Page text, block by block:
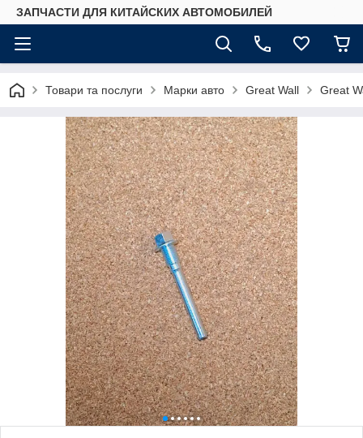
ЗАПЧАСТИ ДЛЯ КИТАЙСКИХ АВТОМОБИЛЕЙ
Товари та послуги Марки авто Great Wall Great